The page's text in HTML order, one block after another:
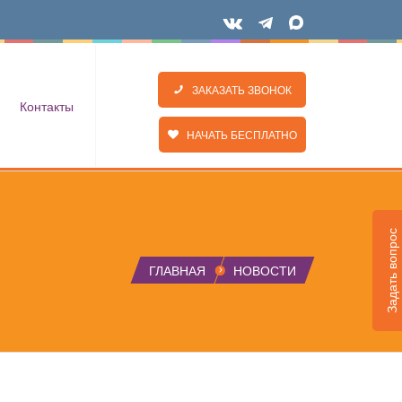
Контакты
ЗАКАЗАТЬ ЗВОНОК
НАЧАТЬ БЕСПЛАТНО
ГЛАВНАЯ НОВОСТИ Задать вопрос